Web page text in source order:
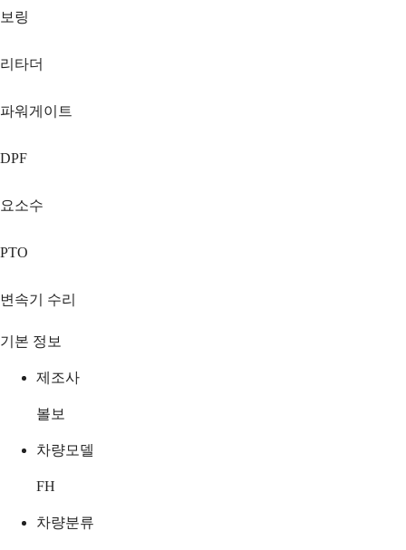
보링
리타더
파워게이트
DPF
요소수
PTO
변속기 수리
기본 정보
제조사
볼보
차량모델
FH
차량분류